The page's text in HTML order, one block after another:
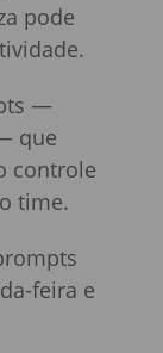
pode
—
que
controle
time.
feira e